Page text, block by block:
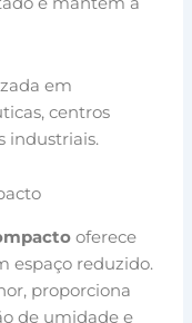
em
centros
industriais.
oferece
espaço reduzido.
proporciona
de umidade e